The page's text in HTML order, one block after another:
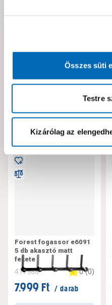
Összes süti
Testre
Kizárólag az
Hibát találtál az
Kérjük
Neked ajánljuk!
Forest fogassor e6091
5 db akasztó matt
fekete
417988 0 (0)
7.999 Ft / darab